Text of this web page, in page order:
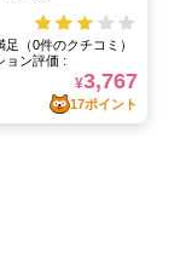
ジアム(2.03km)